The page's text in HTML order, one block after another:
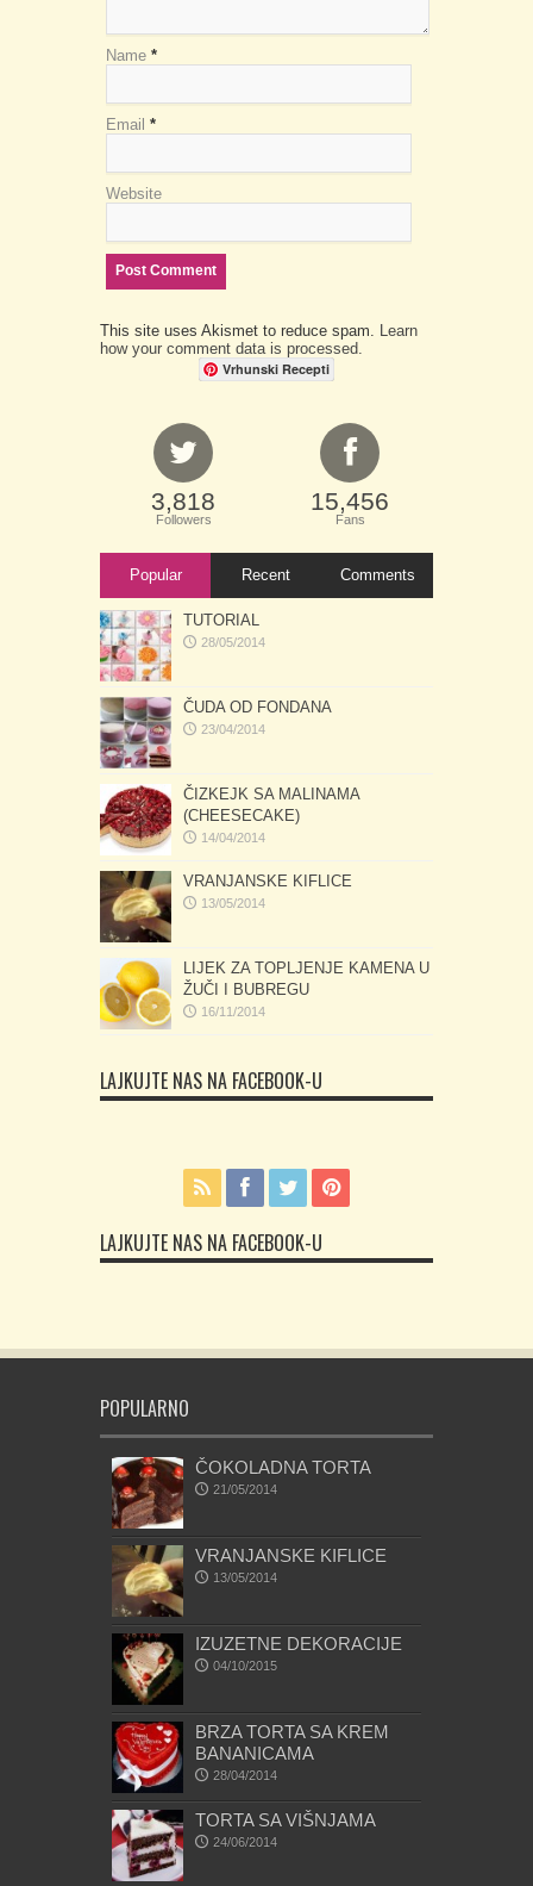
Name *
Email *
Website
This site uses Akismet to reduce spam.
Learn
how your comment data is processed.
Vrhunski Recepti
3,818
Followers
15,456
Fans
Popular Recent Comments
TUTORIAL
28/05/2014
ČUDA OD FONDANA
23/04/2014
ČIZKEJK SA MALINAMA
(CHEESECAKE)
14/04/2014
VRANJANSKE KIFLICE
13/05/2014
LIJEK ZA TOPLJENJE KAMENA U
ŽUČI I BUBREGU
16/11/2014
LAJKUJTE NAS NA FACEBOOK-U
LAJKUJTE NAS NA FACEBOOK-U
POPULARNO
ČOKOLADNA TORTA
21/05/2014
VRANJANSKE KIFLICE
13/05/2014
IZUZETNE DEKORACIJE
04/10/2015
BRZA TORTA SA KREM
BANANICAMA
28/04/2014
TORTA SA VIŠNJAMA
24/06/2014